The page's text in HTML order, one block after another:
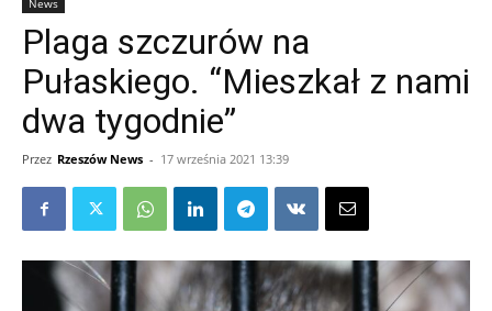
News
Plaga szczurów na
Pułaskiego. “Mieszkał z nami
dwa tygodnie”
Przez Rzeszów News - 17 września 2021 13:39